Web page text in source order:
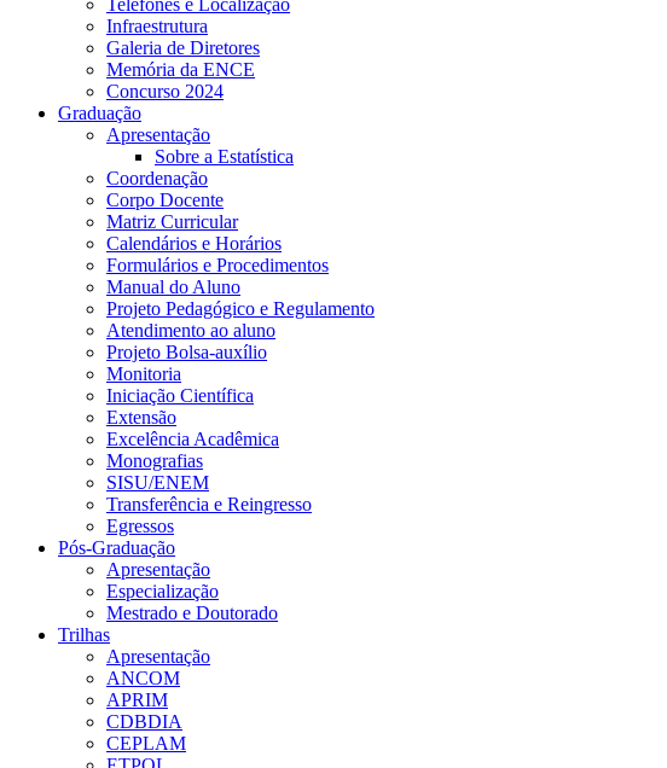
Infraestrutura
Galeria de Diretores
Memória da ENCE
Concurso 2024
Graduação
Apresentação
Sobre a Estatística
Coordenação
Corpo Docente
Matriz Curricular
Calendários e Horários
Formulários e Procedimentos
Manual do Aluno
Projeto Pedagógico e Regulamento
Atendimento ao aluno
Projeto Bolsa-auxílio
Monitoria
Iniciação Científica
Extensão
Excelência Acadêmica
Monografias
SISU/ENEM
Transferência e Reingresso
Egressos
Pós-Graduação
Apresentação
Especialização
Mestrado e Doutorado
Trilhas
Apresentação
ANCOM
APRIM
CDBDIA
CEPLAM